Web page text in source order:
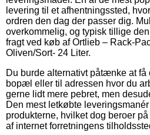
levering til et afhentningssted,
ordren den dag der passer dig.
overkommelig, og typisk tillige
fragt ved køb af Ortlieb – Rack-
Oliven/Sort- 24 Liter.
Du burde alternativt påtænke at få
bopæl eller til adressen hvor du
gerne lidt mere pebret, men
Den mest letkøbte
produkterne, hvilket dog beroer
af internet forretningens